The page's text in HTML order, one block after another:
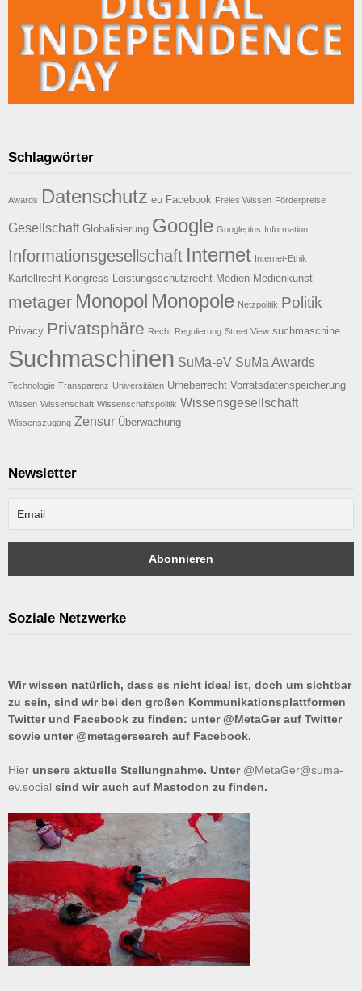
Schlagwörter
Awards Datenschutz eu Facebook Freies Wissen Förderpreise
Gesellschaft Globalisierung Google Googleplus Information
Informationsgesellschaft Internet Internet-Ethik
Kartellrecht Kongress Leistungsschutzrecht Medien Medienkunst
metager Monopol Monopole Netzpolitik Politik
Privacy Privatsphäre Recht Regulierung Street View suchmaschine
Suchmaschinen SuMa-eV SuMa Awards
Technologie Transparenz Universitäten Urheberrecht Vorratsdatenspeicherung
Wissen Wissenschaft Wissenschaftspolitik Wissensgesellschaft
Wissenszugang Zensur Überwachung
Newsletter
Soziale Netzwerke
Wir wissen natürlich, dass es nicht ideal ist, doch um sichtbar
zu sein, sind wir bei den großen Kommunikationsplattformen
Twitter und Facebook zu finden: unter @MetaGer auf Twitter
sowie unter @metagersearch auf Facebook.
Hier unsere aktuelle Stellungnahme. Unter @MetaGer@suma-
ev.social sind wir auch auf Mastodon zu finden.